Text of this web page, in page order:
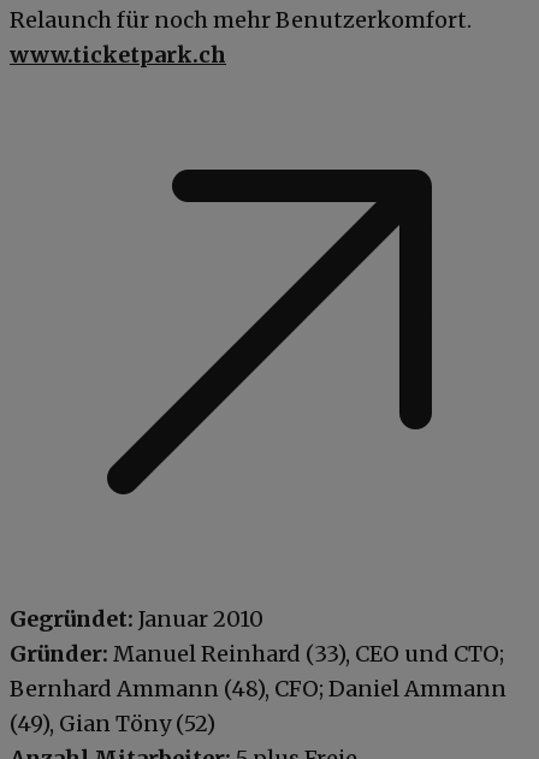
Relaunch für noch mehr Benutzerkomfort.
www.ticketpark.ch
Gegründet: Januar 2010
Gründer: Manuel Reinhard (33), CEO und CTO;
Bernhard Ammann (48), CFO; Daniel Ammann
(49), Gian Töny (52)